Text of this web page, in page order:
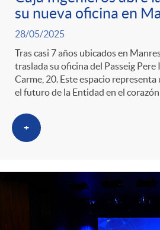
su nueva oficina en
28/05/2025
Tras casi 7 años ubicados en
traslada su oficina del Passeig Pere
Carme, 20. Este espacio
el futuro de la Entidad en el
+